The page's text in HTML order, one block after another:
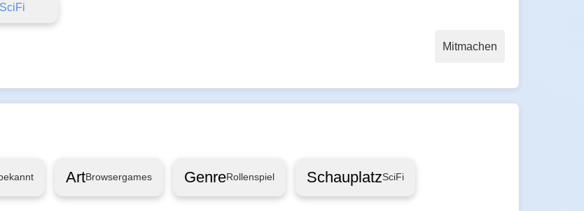
SciFi
Mitmachen
ArtBrowsergames GenreRollenspiel SchauplatzSciFi